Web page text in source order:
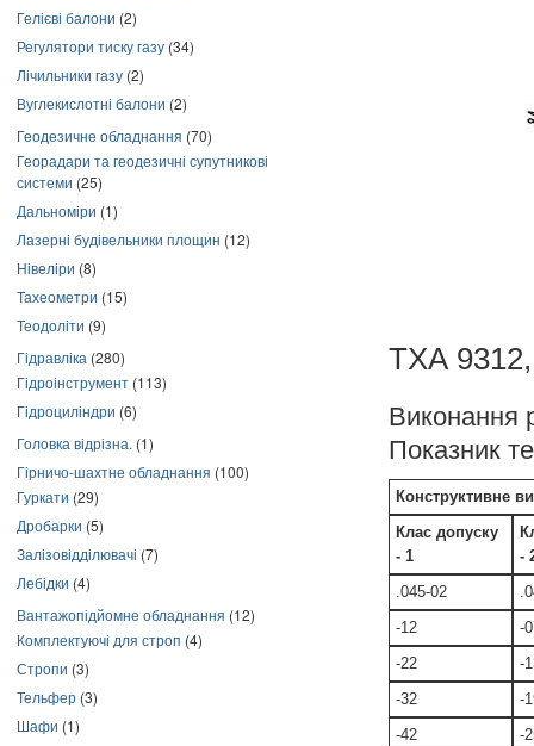
Гелієві балони (2)
Регулятори тиску газу (34)
Лічильники газу (2)
Вуглекислотні балони (2)
Геодезичне обладнання (70)
Георадари та геодезичні супутникові
системи (25)
Дальноміри (1)
Лазерні будівельники площин (12)
Нівеліри (8)
Тахеометри (15)
Теодоліти (9)
Гідравліка (280)
Гідроінструмент (113)
Гідроциліндри (6)
Головка відрізна. (1)
Гірничо-шахтне обладнання (100)
Гуркати (29)
Дробарки (5)
Залізовідділювачі (7)
Лебідки (4)
Вантажопідйомне обладнання (12)
Комплектуючі для строп (4)
Стропи (3)
Тельфер (3)
Шафи (1)
ТХА
Виконання
Показник
Конструктивне
Клас допуску
- 1
-
.045-02
-12
-
-22
-
-32
-
-42
-